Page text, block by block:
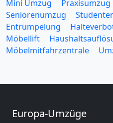
Mini Umzug
Praxisumzug
Seniorenumzug
Entrümpelung
Möbellift
Möbelmitfahrzentrale
Europa-Umzüge